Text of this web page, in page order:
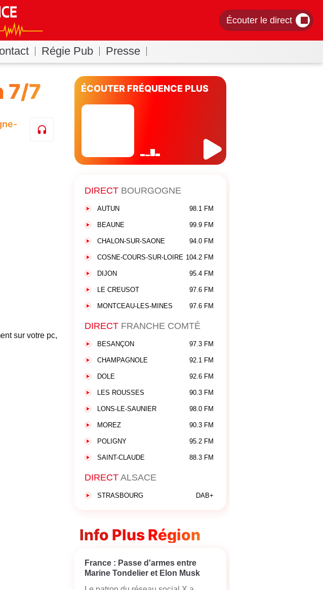
Écouter le direct
Régie Pub Presse
7/7
sur votre pc,
ÉCOUTER FRÉQUENCE PLUS
DIRECTBOURGOGNE
AUTUN 98.1 FM
BEAUNE 99.9 FM
CHALON-SUR-SAONE 94.0 FM
COSNE-COURS-SUR-LOIRE 104.2 FM
DIJON 95.4 FM
LE CREUSOT 97.6 FM
MONTCEAU-LES-MINES 97.6 FM
DIRECTFRANCHE COMTÉ
BESANÇON 97.3 FM
CHAMPAGNOLE 92.1 FM
DOLE 92.6 FM
LES ROUSSES 90.3 FM
LONS-LE-SAUNIER 98.0 FM
MOREZ 90.3 FM
POLIGNY 95.2 FM
SAINT-CLAUDE 88.3 FM
DIRECTALSACE
STRASBOURG DAB+
Info Plus Région
France : Passe d'armes entre
Marine Tondelier et Elon Musk